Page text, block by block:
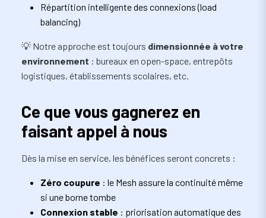
Répartition intelligente des connexions (load
balancing)
💡 Notre approche est toujours dimensionnée à votre
environnement : bureaux en open-space, entrepôts
logistiques, établissements scolaires, etc.
Ce que vous gagnerez en
faisant appel à nous
Dès la mise en service, les bénéfices seront concrets :
Zéro coupure : le Mesh assure la continuité même
si une borne tombe
Connexion stable : priorisation automatique des